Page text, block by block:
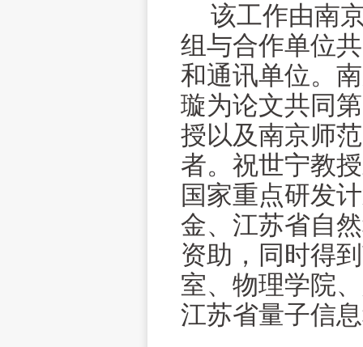
该工作由南
组与合作单位
和通讯单位。
璇为论文共同
授以及南京师
者。祝世宁教
国家重点研发
金、江苏省自
资助，同时得
室、物理学院
江苏省量子信